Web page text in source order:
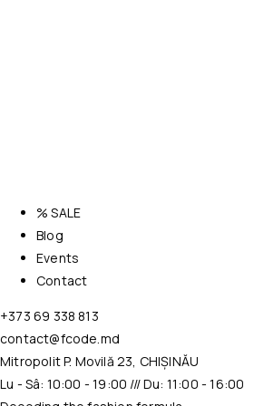
% SALE
Blog
Events
Contact
+373 69 338 813
contact@fcode.md
Mitropolit P. Movilă 23, CHIȘINĂU
Lu - Sâ: 10:00 - 19:00 /// Du: 11:00 - 16:00